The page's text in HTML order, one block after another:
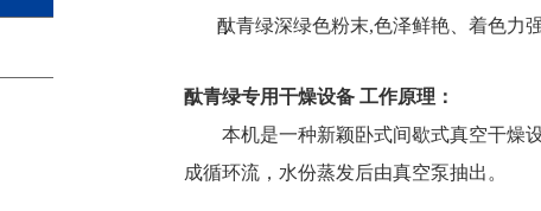
酞青绿深绿色粉末,色泽鲜艳、着色力强
酞青绿专用干燥设备 工作原理：
本机是一种新颖卧式间歇式真空干燥设
成循环流，水份蒸发后由真空泵抽出。